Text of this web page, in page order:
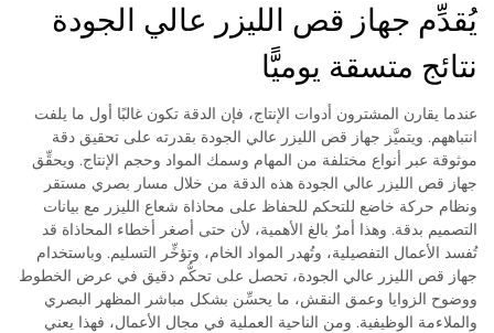
يُقدِّم جهاز قص الليزر عالي الجودة
نتائج متسقة يوميًّا
عندما يقارن المشترون أدوات الإنتاج، فإن الدقة تكون غالبًا أول ما يلفت
انتباههم. ويتميَّز جهاز قص الليزر عالي الجودة بقدرته على تحقيق دقة
موثوقة عبر أنواع مختلفة من المهام وسمك المواد وحجم الإنتاج. ويحقِّق
جهاز قص الليزر عالي الجودة هذه الدقة من خلال مسار بصري مستقر
ونظام حركة خاضع للتحكم للحفاظ على محاذاة شعاع الليزر مع بيانات
التصميم بدقة. وهذا أمرٌ بالغ الأهمية، لأن حتى أصغر أخطاء المحاذاة قد
تُفسد الأعمال التفصيلية، وتُهدر المواد الخام، وتؤخِّر التسليم. وباستخدام
جهاز قص الليزر عالي الجودة، تحصل على تحكُّم دقيق في عرض الخطوط
ووضوح الزوايا وعمق النقش، ما يحسِّن بشكل مباشر المظهر البصري
والملاءمة الوظيفية. ومن الناحية العملية في مجال الأعمال، فهذا يعني